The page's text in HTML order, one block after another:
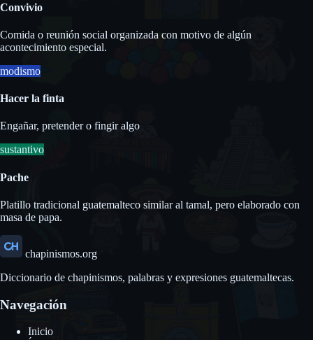
Convivio
Comida o reunión social organizada con motivo de algún
acontecimiento especial.
modismo
Hacer la finta
Engañar, pretender o fingir algo
sustantivo
Pache
Platillo tradicional guatemalteco similar al tamal, pero elaborado con
masa de papa.
chapinismos.org
Diccionario de chapinismos, palabras y expresiones guatemaltecas.
Navegación
Inicio